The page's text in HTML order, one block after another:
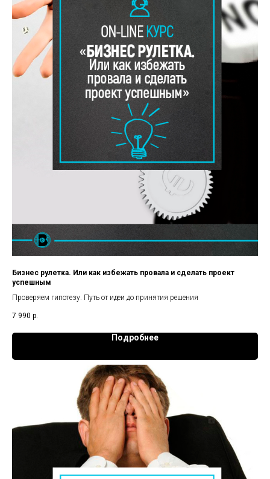
Бизнес рулетка. Или как избежать провала и сделать проект
успешным
Проверяем гипотезу. Путь от идеи до принятия решения
7 990 р.
Подробнее